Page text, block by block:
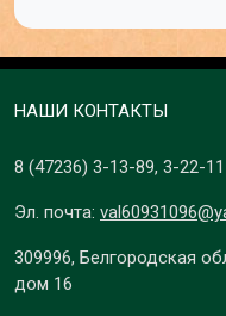
НАШИ КОНТАКТЫ
8 (47236) 3-13-89, 3-22-11
Эл. почта:
309996, Белгородская
дом 16